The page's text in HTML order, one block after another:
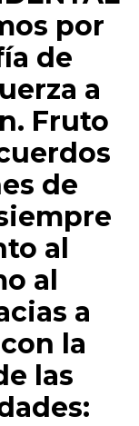
por
de
a
Fruto
de
al
al
a
la
las